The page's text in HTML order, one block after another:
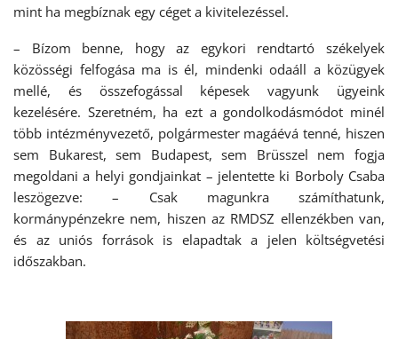
mint ha megbíznak egy céget a kivitelezéssel.
– Bízom benne, hogy az egykori rendtartó székelyek
közösségi felfogása ma is él, mindenki odaáll a közügyek
mellé, és összefogással képesek vagyunk ügyeink
kezelésére. Szeretném, ha ezt a gondolkodásmódot minél
több intézményvezető, polgármester magáévá tenné, hiszen
sem Bukarest, sem Budapest, sem Brüsszel nem fogja
megoldani a helyi gondjainkat – jelentette ki Borboly Csaba
leszögezve: – Csak magunkra számíthatunk,
kormánypénzekre nem, hiszen az RMDSZ ellenzékben van,
és az uniós források is elapadtak a jelen költségvetési
időszakban.